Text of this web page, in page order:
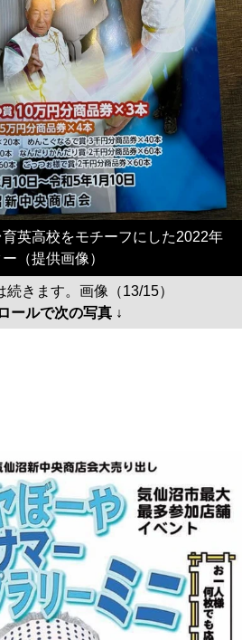
英高校をモチーフにした2022年
（提供画像）
続きます。画像（13/15）
ールで次の写真 ↓